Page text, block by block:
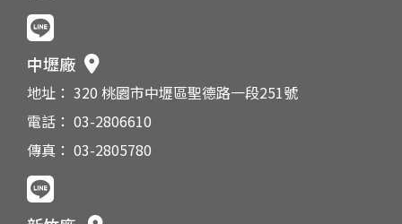
中壢廠
地址： 320 桃園市中壢區聖德路一段251號
電話： 03-2806610
傳真： 03-2805780